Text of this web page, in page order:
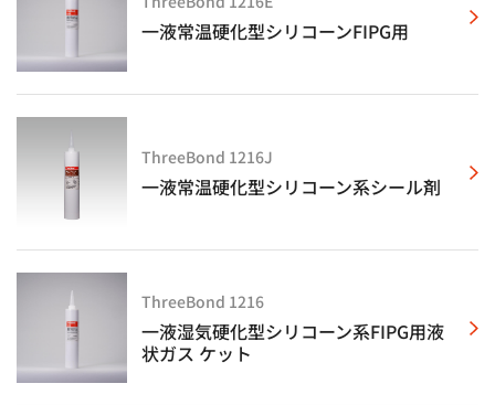
一液常温硬化型シリコーンFIPG用
ThreeBond 1216J
一液常温硬化型シリコーン系シール剤
ThreeBond 1216
一液湿気硬化型シリコーン系FIPG用液
状ガス ケット